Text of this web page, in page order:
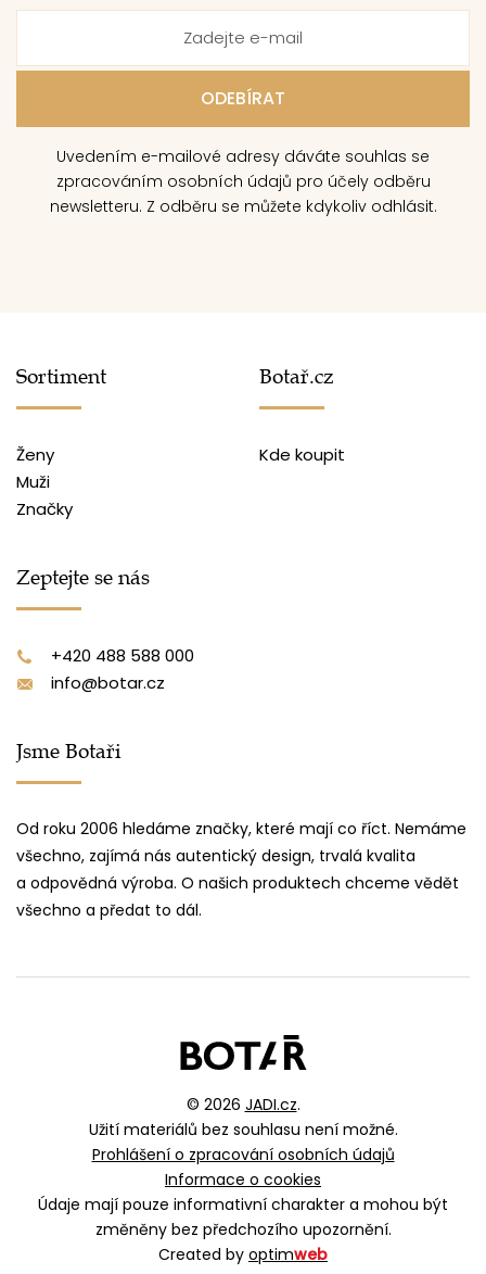
Uvedením e-mailové adresy dáváte souhlas se
zpracováním osobních údajů pro účely odběru
newsletteru. Z odběru se můžete kdykoliv odhlásit.
Sortiment
Ženy
Muži
Značky
Botař.cz
Kde koupit
Zeptejte se nás
+420 488 588 000
info@botar.cz
Jsme Botaři
Od roku 2006 hledáme značky, které mají co říct. Nemáme
všechno, zajímá nás autentický design, trvalá kvalita
a odpovědná výroba. O našich produktech chceme vědět
všechno a předat to dál.
© 2026 JADI.cz.
Užití materiálů bez souhlasu není možné.
Prohlášení o zpracování osobních údajů
Informace o cookies
Údaje mají pouze informativní charakter a mohou být
změněny bez předchozího upozornění.
Created by optimweb